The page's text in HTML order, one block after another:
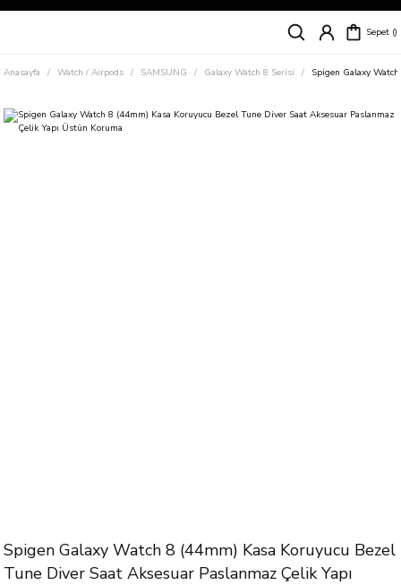
Siparişleriniz
Süper İndirimli Fiyatlar
Sepet
Anasayfa Watch / Airpods SAMSUNG Galaxy Watch 8 Serisi Spigen Galaxy
Spigen Galaxy Watch 8 (44mm) Kasa Koruyucu Bezel
Tune Diver Saat Aksesuar Paslanmaz Çelik Yapı